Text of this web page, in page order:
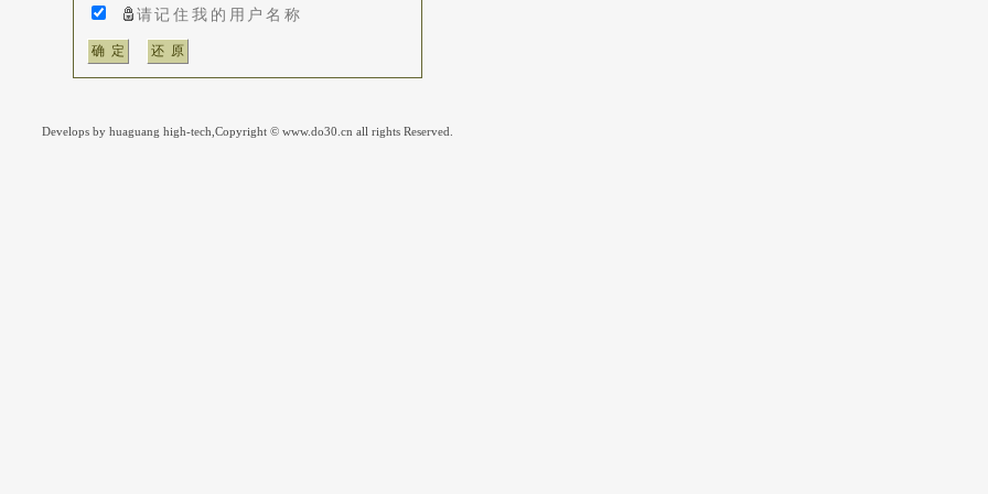
请记住我的用户名称
Develops by huaguang high-tech,Copyright © www.do30.cn all rights Reserved.